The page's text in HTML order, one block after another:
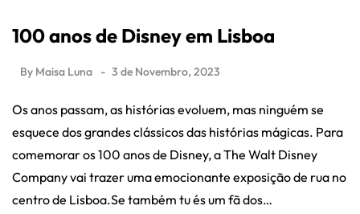
100 anos de Disney em Lisboa
By Maisa Luna 3 de Novembro, 2023
Os anos passam, as histórias evoluem, mas ninguém se
esquece dos grandes clássicos das histórias mágicas. Para
comemorar os 100 anos de Disney, a The Walt Disney
Company vai trazer uma emocionante exposição de rua no
centro de Lisboa.Se também tu és um fã dos…